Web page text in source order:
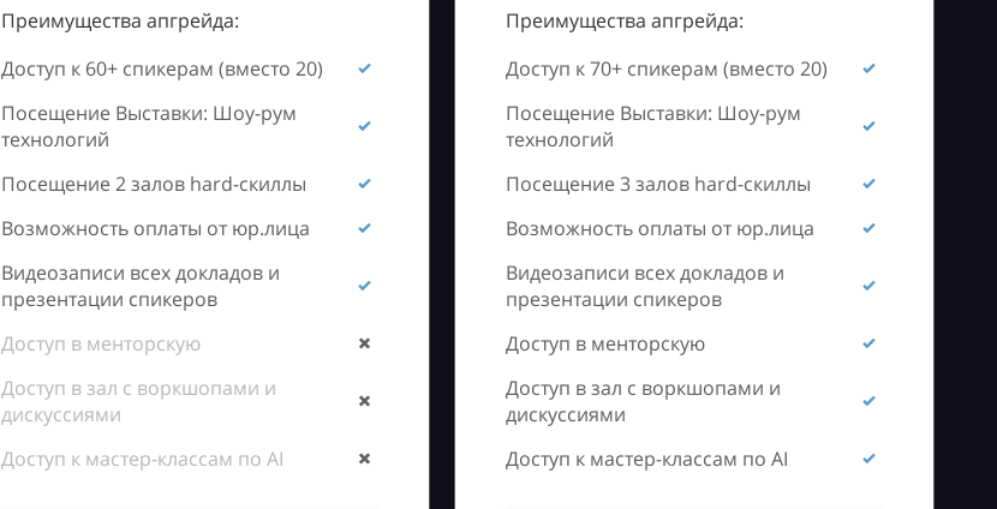
Преимущества апгрейда:
Доступ к 60+ спикерам (вместо 20)
Посещение Выставки: Шоу-рум
технологий
Посещение 2 залов hard-скиллы
Возможность оплаты от юр.лица
Видеозаписи всех докладов и
презентации спикеров
Доступ в менторскую
Доступ в зал с воркшопами и
дискуссиями
Доступ к мастер-классам по AI
Преимущества апгрейда:
Доступ к 70+ спикерам (вместо 20)
Посещение Выставки: Шоу-рум
технологий
Посещение 3 залов hard-скиллы
Возможность оплаты от юр.лица
Видеозаписи всех докладов и
презентации спикеров
Доступ в менторскую
Доступ в зал с воркшопами и
дискуссиями
Доступ к мастер-классам по AI